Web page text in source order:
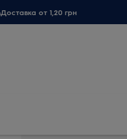
Доставка от 1,20 грн